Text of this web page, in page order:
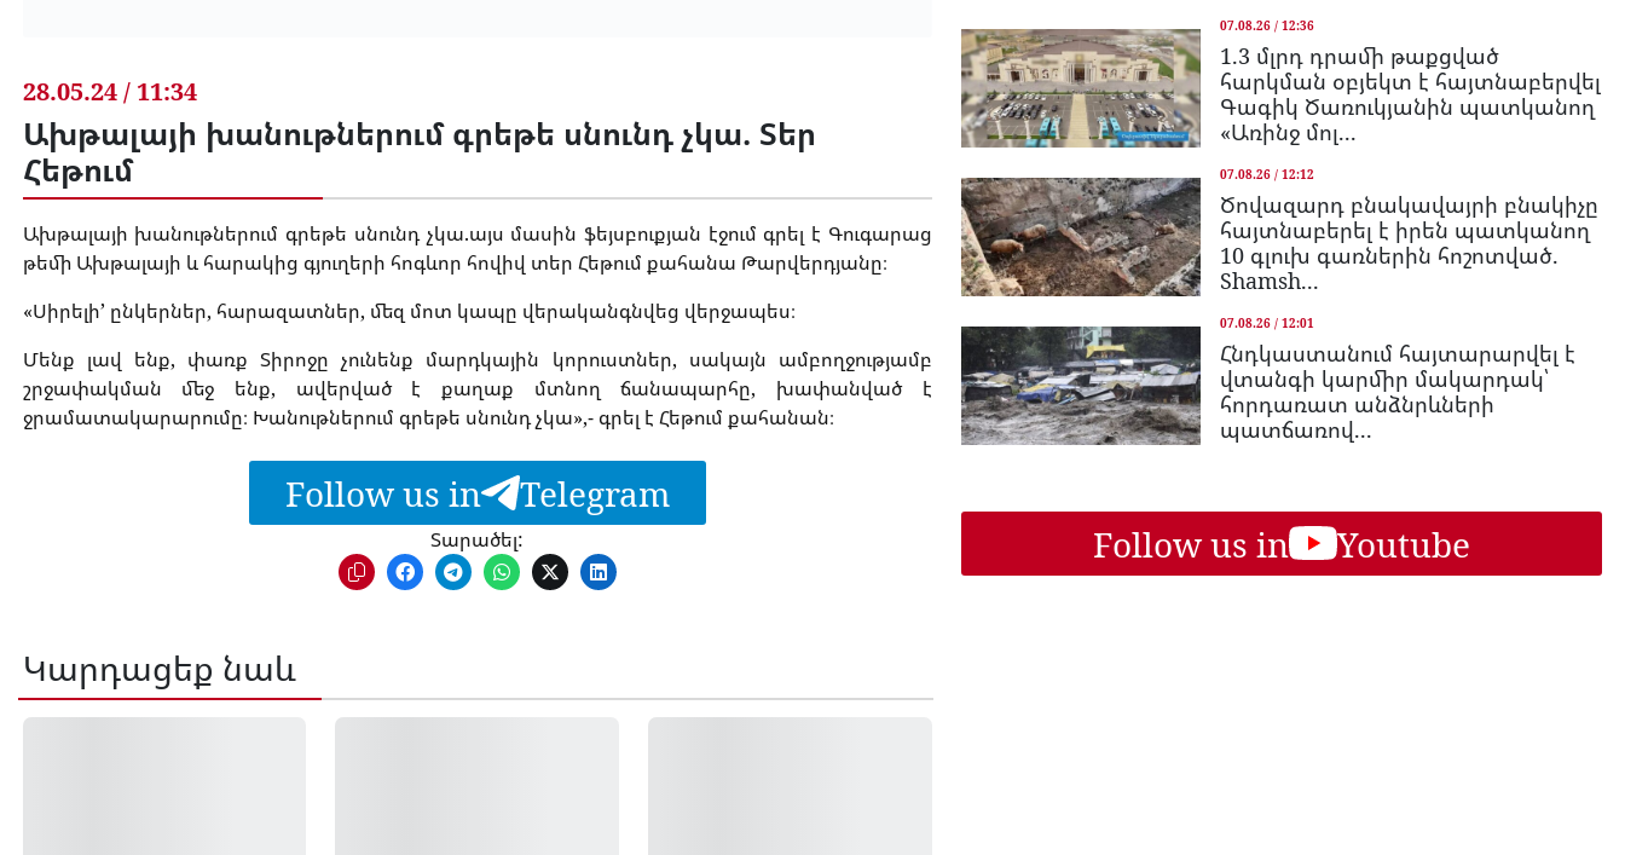
28.05.24 / 11:34
Ախթալայի խանութներում գրեթե սնունդ չկա. Տեր
Հեթում
Ախթալայի խանութներում գրեթե սնունդ չկա.այս մասին ֆեյսբուքյան էջում գրել է Գուգարաց
թեմի Ախթալայի և հարակից գյուղերի հոգևոր հովիվ տեր Հեթում քահանա Թարվերդյանը։
«Սիրելի’ ընկերներ, հարազատներ, մեզ մոտ կապը վերականգնվեց վերջապես։
Մենք լավ ենք, փառք Տիրոջը չունենք մարդկային կորուստներ, սակայն ամբողջությամբ
շրջափակման մեջ ենք, ավերված է քաղաք մտնող ճանապարհը, խափանված է
ջրամատակարարումը։ Խանութներում գրեթե սնունդ չկա»,- գրել է Հեթում քահանան։
Follow us in Telegram
Տարածել:
Կարդացեք նաև
07.08.26 / 12:36
1.3 մլրդ դրամի թաքցված
հարկման օբյեկտ է հայտնաբերվել
Գագիկ Ծառուկյանին պատկանող
«Առինջ մոլ...
07.08.26 / 12:12
Ծովազարդ բնակավայրի բնակիչը
հայտնաբերել է իրեն պատկանող
10 գլուխ գառներին հոշոտված.
Shamsh...
07.08.26 / 12:01
Հնդկաստանում հայտարարվել է
վտանգի կարմիր մակարդակ՝
հորդառատ անձնրևների
պատճառով...
Follow us in Youtube